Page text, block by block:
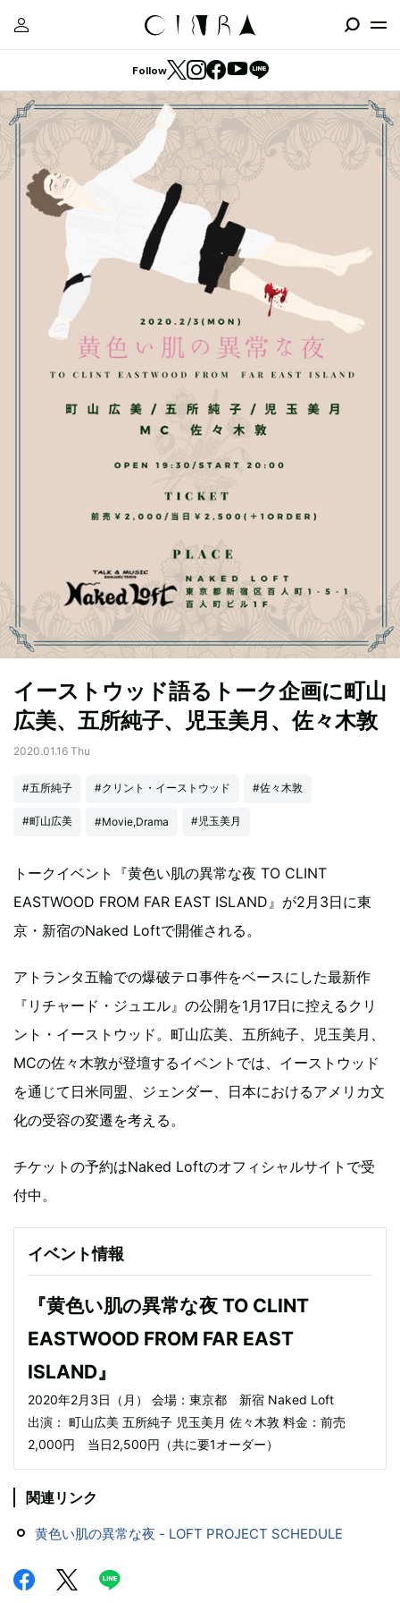
Follow
イーストウッド語るトーク企画に町山
広美、五所純子、児玉美月、佐々木敦
2020.01.16 Thu
#五所純子 #クリント・イーストウッド #佐々木敦
#町山広美 #Movie,Drama #児玉美月
トークイベント『黄色い肌の異常な夜 TO CLINT
EASTWOOD FROM FAR EAST ISLAND』が2月3日に東
京・新宿のNaked Loftで開催される。
アトランタ五輪での爆破テロ事件をベースにした最新作
『リチャード・ジュエル』の公開を1月17日に控えるクリ
ント・イーストウッド。町山広美、五所純子、児玉美月、
MCの佐々木敦が登壇するイベントでは、イーストウッド
を通じて日米同盟、ジェンダー、日本におけるアメリカ文
化の受容の変遷を考える。
チケットの予約はNaked Loftのオフィシャルサイトで受
付中。
イベント情報
『黄色い肌の異常な夜 TO CLINT
EASTWOOD FROM FAR EAST
ISLAND』
2020年2月3日（月） 会場：東京都 新宿 Naked Loft
出演： 町山広美 五所純子 児玉美月 佐々木敦 料金：前売
2,000円 当日2,500円（共に要1オーダー）
関連リンク
黄色い肌の異常な夜 - LOFT PROJECT SCHEDULE